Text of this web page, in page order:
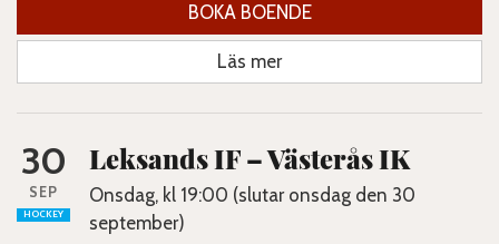
BOKA BOENDE
Läs mer
30
SEP
HOCKEY
Leksands IF – Västerås IK
Onsdag, kl 19:00 (slutar onsdag den 30
september)